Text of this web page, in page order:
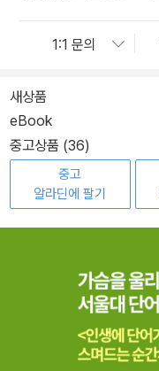
새상품
eBook
중고상품 (36)
중고
알라딘에 팔기